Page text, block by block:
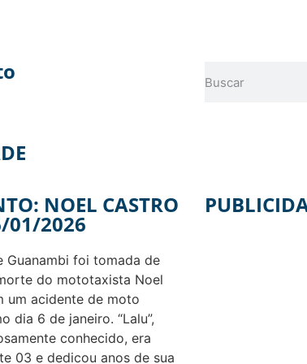
NOEL CASTRO
01/2026
Guanambi foi tomada de
do mototaxista Noel
um acidente de moto
dia 6 de janeiro. “Lalu”,
conhecido, era
03 e dedicou anos de sua